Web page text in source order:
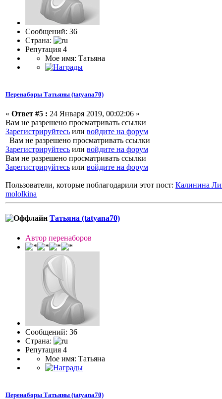
Сообщений: 36
Страна:
Репутация 4
Мое имя: Татьяна
Перенаборы Татьяны (tatyana70)
« Ответ #5 : 24 Января 2019, 00:02:06 »
Вам не разрешено просматривать ссылки
Зарегистрируйтесь или войдите на форум
Вам не разрешено просматривать ссылки
Зарегистрируйтесь или войдите на форум
Вам не разрешено просматривать ссылки
Зарегистрируйтесь или войдите на форум
Пользователи, которые поблагодарили этот пост: Калинина
mololkina
Татьяна (tatyana70)
Автор перенаборов
Сообщений: 36
Страна:
Репутация 4
Мое имя: Татьяна
Перенаборы Татьяны (tatyana70)